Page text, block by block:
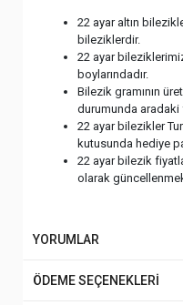
22 ayar altın
bileziklerdir.
22 ayar
boylarındadır.
Bilezik gramının
durumunda
22 ayar bilezikler
kutusunda hediye
22 ayar bilezik
olarak
YORUMLAR
ÖDEME SEÇENEKLERİ